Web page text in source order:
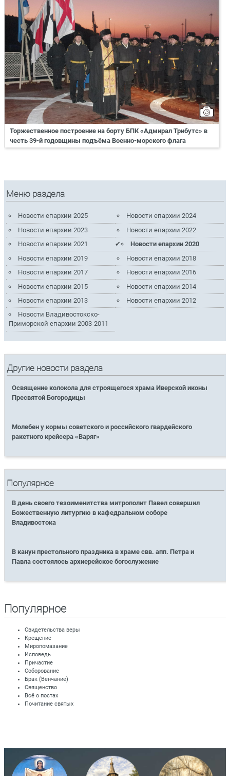
Торжественное построение на борту БПК «Адмирал Трибутс» в
честь 39-й годовщины подъёма Военно-морского флага
Меню раздела
Новости епархии 2025
Новости епархии 2024
Новости епархии 2023
Новости епархии 2022
Новости епархии 2021
Новости епархии 2020
Новости епархии 2019
Новости епархии 2018
Новости епархии 2017
Новости епархии 2016
Новости епархии 2015
Новости епархии 2014
Новости епархии 2013
Новости епархии 2012
Новости Владивостокско-
Приморской епархии 2003-2011
Другие новости раздела
Освящение колокола для строящегося храма Иверской иконы
Пресвятой Богородицы
Молебен у кормы советского и российского гвардейского
ракетного крейсера «Варяг»
Популярное
В день своего тезоименитства митрополит Павел совершил
Божественную литургию в кафедральном соборе
Владивостока
В канун престольного праздника в храме свв. апп. Петра и
Павла состоялось архиерейское богослужение
Популярное
Свидетельства веры
Крещение
Миропомазание
Исповедь
Причастие
Соборование
Брак (Венчание)
Священство
Всё о постах
Почитание святых